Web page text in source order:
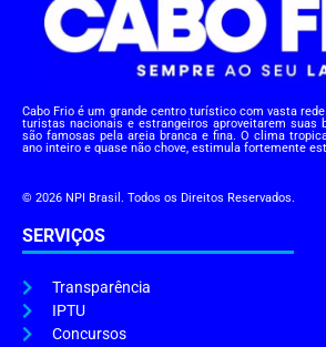
Cabo Frio é um grande centro turístico com vasta
turistas nacionais e estrangeiros aproveitarem suas
são famosas pela areia branca e fina. O clima
ano inteiro e quase não chove, estimula fortemente
© 2026 NPI Brasil. Todos os Direitos Reservados.
SERVIÇOS
Transparência
IPTU
Concursos